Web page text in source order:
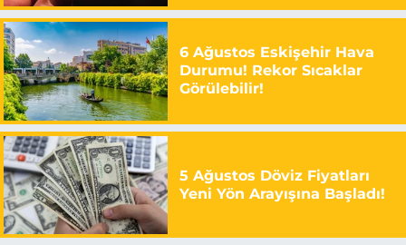
6 Ağustos Eskişehir Hava
Durumu! Rekor Sıcaklar
Görülebilir!
5 Ağustos Döviz Fiyatları
Yeni Yön Arayışına Başladı!